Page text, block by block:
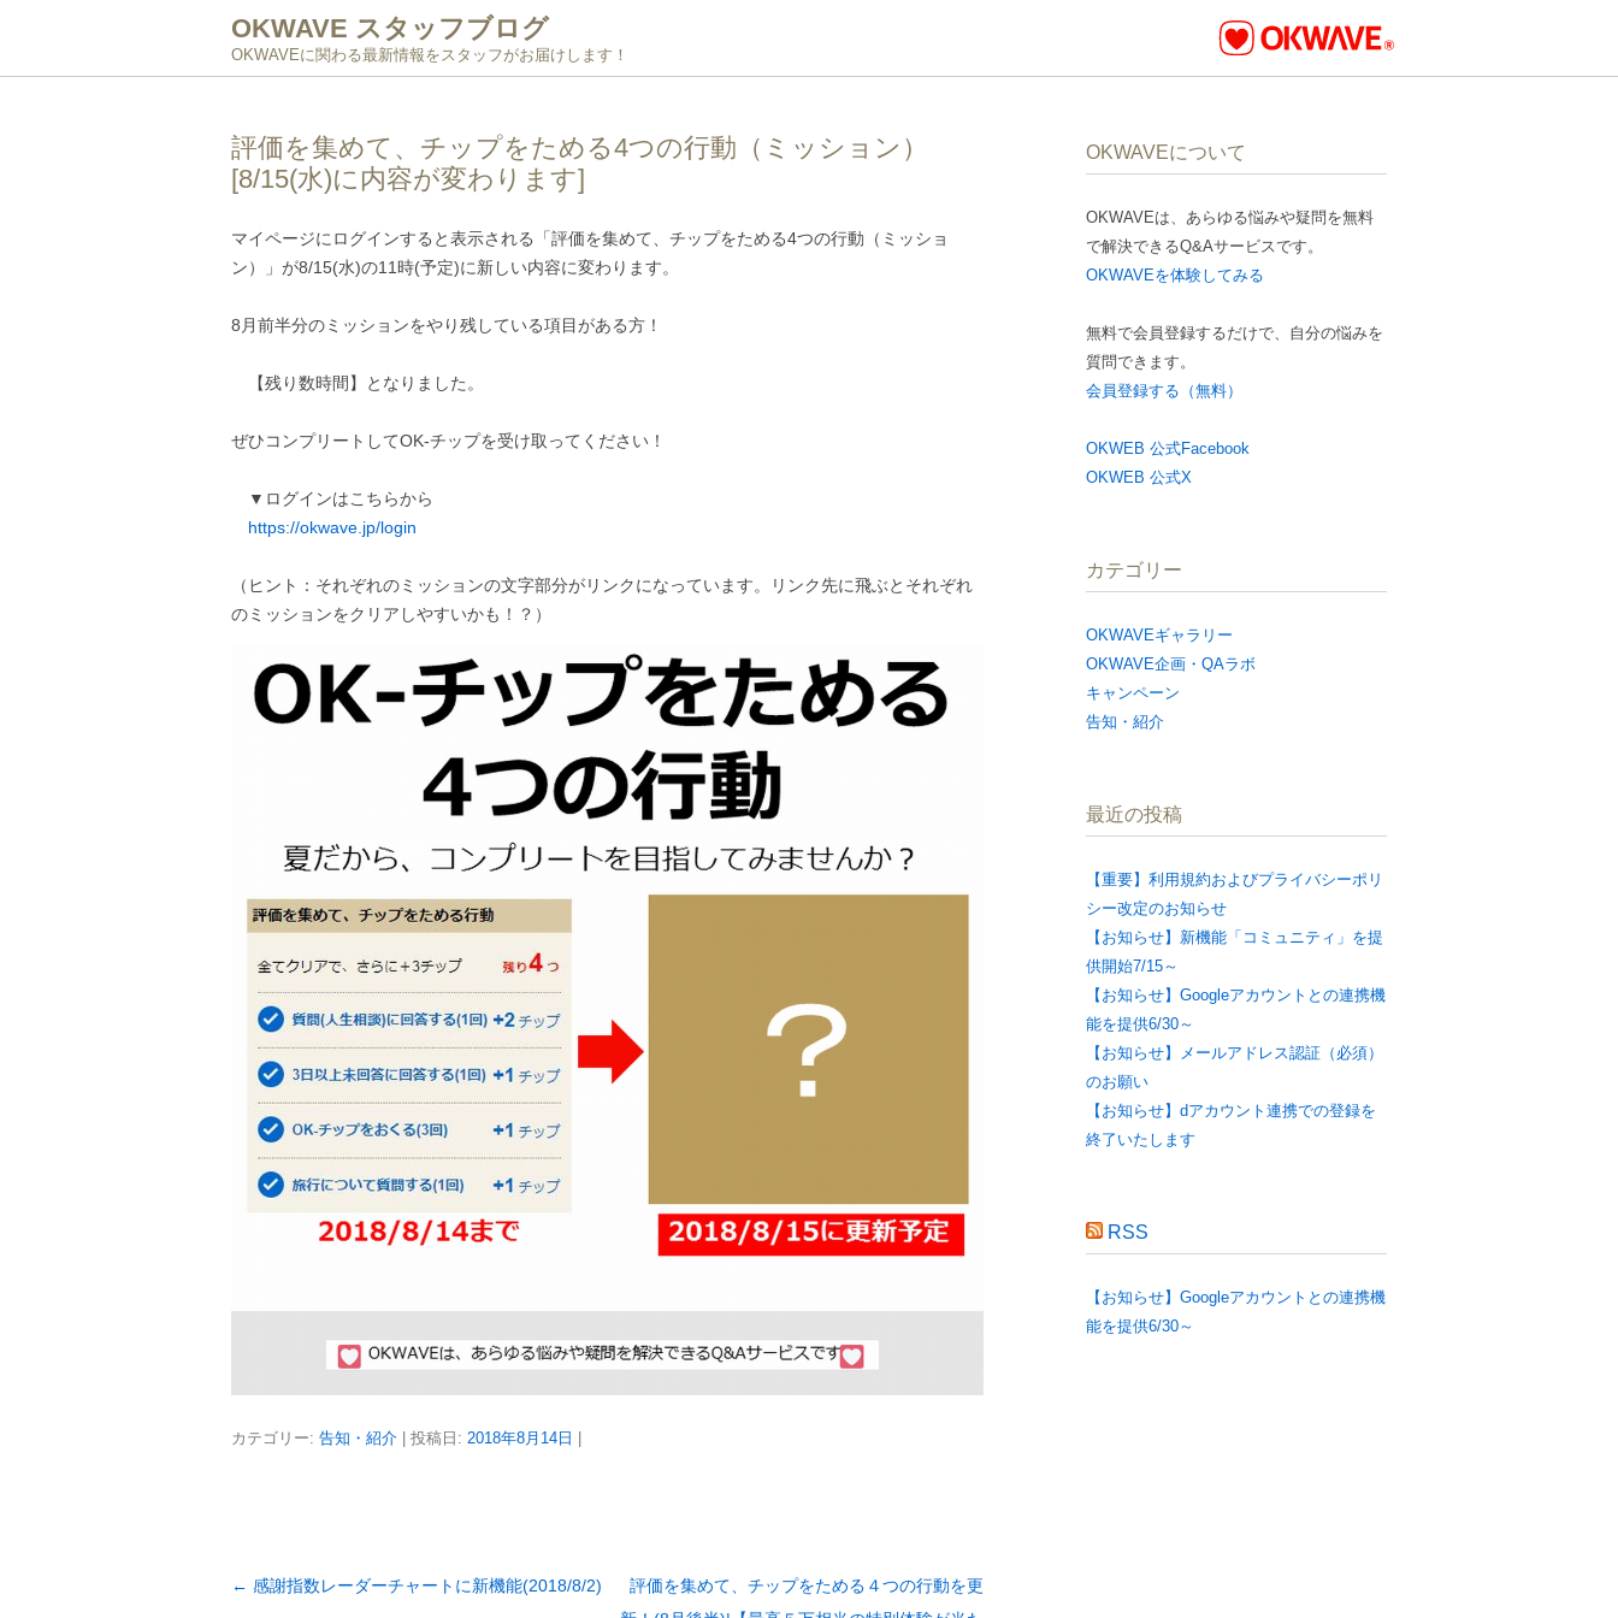
OKWAVE スタッフブログ
OKWAVEに関わる最新情報をスタッフがお届けします！
評価を集めて、チップをためる4つの行動（ミッション）
[8/15(水)に内容が変わります]
マイページにログインすると表示される「評価を集めて、チップをためる4つの行動（ミッショ
ン）」が8/15(水)の11時(予定)に新しい内容に変わります。
8月前半分のミッションをやり残している項目がある方！
【残り数時間】となりました。
ぜひコンプリートしてOK-チップを受け取ってください！
▼ログインはこちらから
https://okwave.jp/login
（ヒント：それぞれのミッションの文字部分がリンクになっています。リンク先に飛ぶとそれぞれ
のミッションをクリアしやすいかも！？）
カテゴリー: 告知・紹介 | 投稿日: 2018年8月14日
投
← 感謝指数レーダーチャートに新機能(2018/8/2)
評価を集めて、チップをためる４つの行動を更
OKWAVEについて
OKWAVEは、あらゆる悩みや疑問を無料
で解決できるQ&Aサービスです。
OKWAVEを体験してみる
無料で会員登録するだけで、自分の悩みを
質問できます。
会員登録する（無料）
OKWEB 公式Facebook
OKWEB 公式X
カテゴリー
OKWAVEギャラリー
OKWAVE企画・QAラボ
キャンペーン
告知・紹介
最近の投稿
【重要】利用規約およびプライバシーポリ
シー改定のお知らせ
【お知らせ】新機能「コミュニティ」を提
供開始7/15～
【お知らせ】Googleアカウントとの連携機
能を提供6/30～
【お知らせ】メールアドレス認証（必須）
のお願い
【お知らせ】dアカウント連携での登録を
終了いたします
RSS
【お知らせ】Googleアカウントとの連携機
能を提供6/30～